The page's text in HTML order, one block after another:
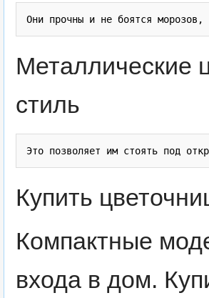
Металлические
стиль
Купить
Компактные
входа в дом.